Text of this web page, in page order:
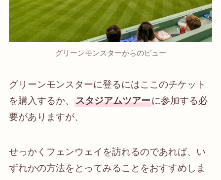
グリーンモンスターからのビュー
グリーンモンスターに登るにはここのチケット
を購入するか、 スタジアムツアーに参加する必
要がありますが、
せっかくフェンウェイを訪れるのであれば、い
ずれかの方法をとってみることをおすすめしま